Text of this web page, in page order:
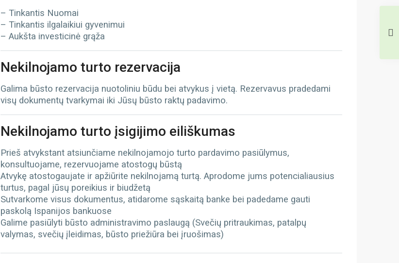
– Tinkantis Nuomai
– Tinkantis ilgalaikiui gyvenimui
– Aukšta investicinė grąža
Nekilnojamo turto rezervacija
Galima būsto rezervacija nuotoliniu būdu bei atvykus į vietą. Rezervavus pradedami
visų dokumentų tvarkymai iki Jūsų būsto raktų padavimo.
Nekilnojamo turto įsigijimo eiliškumas
Prieš atvykstant atsiunčiame nekilnojamojo turto pardavimo pasiūlymus,
konsultuojame, rezervuojame atostogų būstą
Atvykę atostogaujate ir apžiūrite nekilnojamą turtą. Aprodome jums potencialiausius
turtus, pagal jūsų poreikius ir biudžetą
Sutvarkome visus dokumentus, atidarome sąskaitą banke bei padedame gauti
paskolą Ispanijos bankuose
Galime pasiūlyti būsto administravimo paslaugą (Svečių pritraukimas, patalpų
valymas, svečių įleidimas, būsto priežiūra bei įruošimas)